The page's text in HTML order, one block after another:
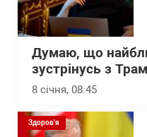
Думаю, що
зустрінусь з
8 січня, 08:45
Здоров'я